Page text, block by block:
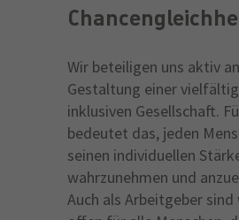
Wir beteiligen uns aktiv
Gestaltung einer
inklusiven Gesellschaft.
bedeutet das, jeden
seinen individuellen
wahrzunehmen und
Auch als Arbeitgeber